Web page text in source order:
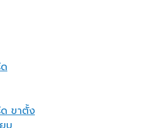
ด ขาตั้ง